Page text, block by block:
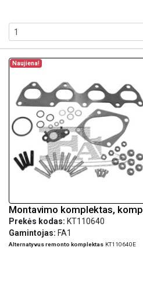
Naujiena!
Montavimo komplektas,
Prekės kodas: KT110640
Gamintojas: FA1
Alternatyvus remonto komplektas KT110640E